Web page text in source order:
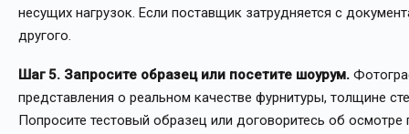
несущих нагрузок. Если поставщик затрудняется с
другого.
Шаг 5. Запросите образец или посетите шоурум.
представления о реальном качестве фурнитуры, толщине
Попросите тестовый образец или договоритесь об осмотре